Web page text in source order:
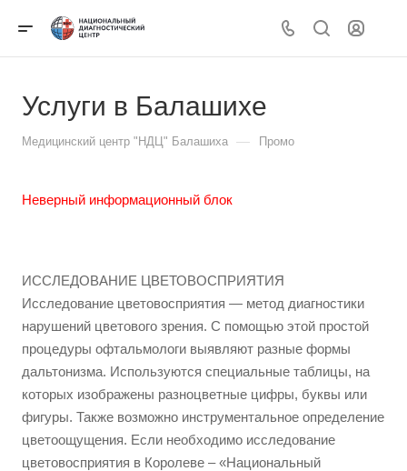
Услуги в Балашихе
Медицинский центр "НДЦ" Балашиха — Промо
Неверный информационный блок
ИССЛЕДОВАНИЕ ЦВЕТОВОСПРИЯТИЯ
Исследование цветовосприятия — метод диагностики
нарушений цветового зрения. С помощью этой простой
процедуры офтальмологи выявляют разные формы
дальтонизма. Используются специальные таблицы, на
которых изображены разноцветные цифры, буквы или
фигуры. Также возможно инструментальное определение
цветоощущения. Если необходимо исследование
цветовосприятия в Королеве – «Национальный